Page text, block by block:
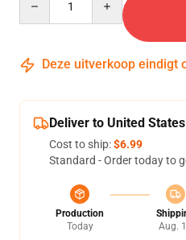
Deze uitverkoop eindigt
Deliver to United States
Cost to ship:$6.99
Standard - Order today to
Production
Today
Aug.